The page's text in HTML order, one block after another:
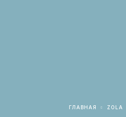
ГЛАВНАЯ ZOLA